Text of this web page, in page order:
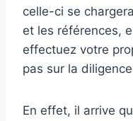
celle-ci se
et les références,
effectuez votre
pas sur la
En effet, il arrive